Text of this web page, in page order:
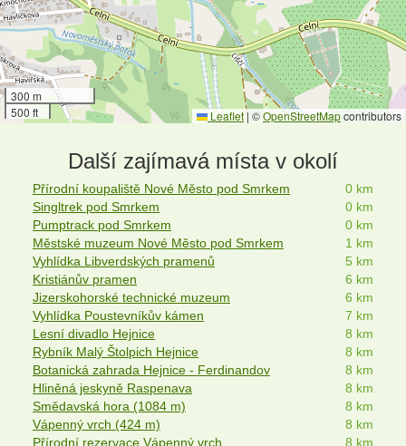
300 m
500 ft
Leaflet| ©OpenStreetMapcontributors
Další zajímavá místa v okolí
Přírodní koupaliště Nové Město pod Smrkem
0 km
Singltrek pod Smrkem
0 km
Pumptrack pod Smrkem
0 km
Městské muzeum Nové Město pod Smrkem
1 km
Vyhlídka Libverdských pramenů
5 km
Kristiánův pramen
6 km
Jizerskohorské technické muzeum
6 km
Vyhlídka Poustevníkův kámen
7 km
Lesní divadlo Hejnice
8 km
Rybník Malý Štolpich Hejnice
8 km
Botanická zahrada Hejnice - Ferdinandov
8 km
Hliněná jeskyně Raspenava
8 km
Smědavská hora (1084 m)
8 km
Vápenný vrch (424 m)
8 km
Přírodní rezervace Vápenný vrch
8 km